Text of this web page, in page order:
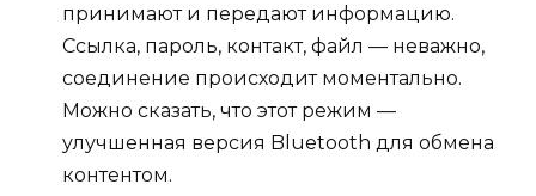
принимают и передают информацию.
Ссылка, пароль, контакт, файл — неважно,
соединение происходит моментально.
Можно сказать, что этот режим —
улучшенная версия Bluetooth для обмена
контентом.